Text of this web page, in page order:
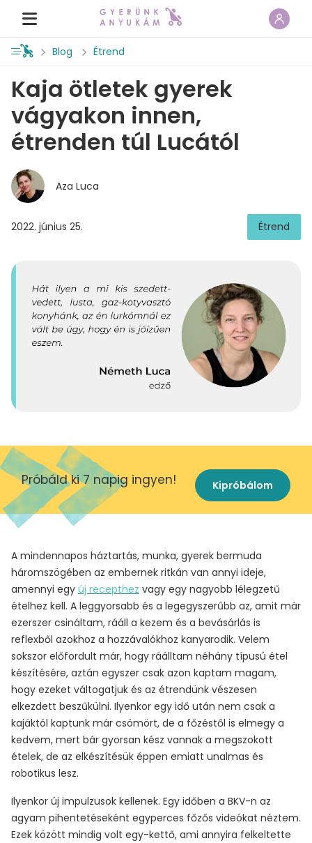
Blog Étrend
Kaja ötletek gyerek
vágyakon innen,
étrenden túl Lucától
Aza Luca
2022. június 25. Étrend
Próbáld ki 7 napig ingyen! Kipróbálom
A mindennapos háztartás, munka, gyerek bermuda
háromszögében az embernek ritkán van annyi ideje,
amennyi egy új recepthez vagy egy nagyobb lélegzetű
ételhez kell. A leggyorsabb és a legegyszerűbb az, amit már
ezerszer csináltam, rááll a kezem és a bevásárlás is
reflexből azokhoz a hozzávalókhoz kanyarodik. Velem
sokszor előfordult már, hogy ráálltam néhány típusú étel
készítésére, aztán egyszer csak azon kaptam magam,
hogy ezeket váltogatjuk és az étrendünk vészesen
elkezdett beszűkülni. Ilyenkor egy idő után nem csak a
kajáktól kaptunk már csömört, de a főzéstől is elmegy a
kedvem, mert bár gyorsan kész vannak a megszokott
ételek, de az elkészítésük éppen emiatt unalmas és
robotikus lesz.
Ilyenkor új impulzusok kellenek. Egy időben a BKV-n az
agyam pihentetéseként egyperces főzős videókat néztem.
Ezek között mindig volt egy-kettő, ami annyira felkeltette